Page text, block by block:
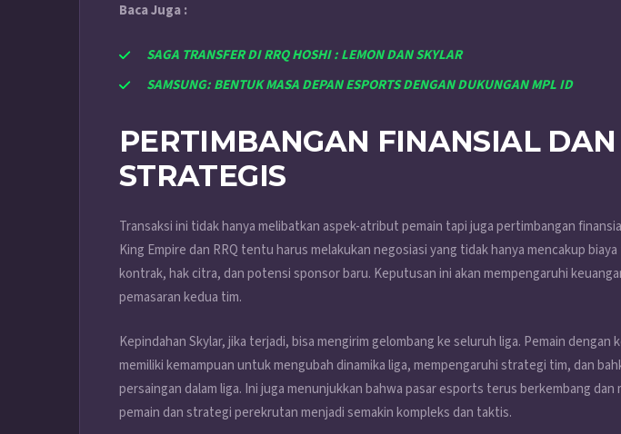
Baca Juga :
SAGA TRANSFER DI RRQ HOSHI : LEMON DAN SKYLAR
SAMSUNG: BENTUK MASA DEPAN ESPORTS DENGAN DUKUNGAN MPL ID
PERTIMBANGAN FINANSIAL DAN
STRATEGIS
Transaksi ini tidak hanya melibatkan aspek-atribut pemain tapi juga pertimbangan
King Empire dan RRQ tentu harus melakukan negosiasi yang tidak hanya mencakup
kontrak, hak citra, dan potensi sponsor baru. Keputusan ini akan mempengaruhi
pemasaran kedua tim.
Kepindahan Skylar, jika terjadi, bisa mengirim gelombang ke seluruh liga. Pemain dengan
memiliki kemampuan untuk mengubah dinamika liga, mempengaruhi strategi tim, dan
persaingan dalam liga. Ini juga menunjukkan bahwa pasar esports terus berkembang dan
pemain dan strategi perekrutan menjadi semakin kompleks dan taktis.